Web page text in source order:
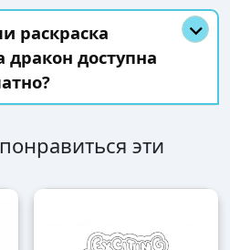
раскраска
доступна
эти